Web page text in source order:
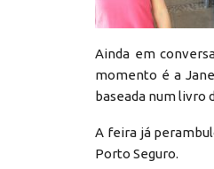
Ainda em
momento é a
baseada num livro
A feira já
Porto Seguro.